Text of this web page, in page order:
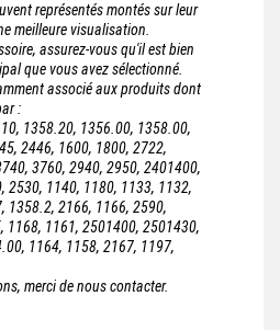
représentés montés sur leur
meilleure visualisation.
assurez-vous qu'il est bien
que vous avez sélectionné.
associé aux produits dont
:
1358.20, 1356.00, 1358.00,
2446, 1600, 1800, 2722,
3760, 2940, 2950, 2401400,
2530, 1140, 1180, 1133, 1132,
1358.2, 2166, 1166, 2590,
1168, 1161, 2501400, 2501430,
1164, 1158, 2167, 1197,
merci de nous contacter.